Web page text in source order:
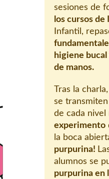
sesiones de
los cursos
Infantil,
higiene
de manos.
Tras la
se
de cada nivel
experimento
la boca
purpurina!
alumnos se
purpurina en